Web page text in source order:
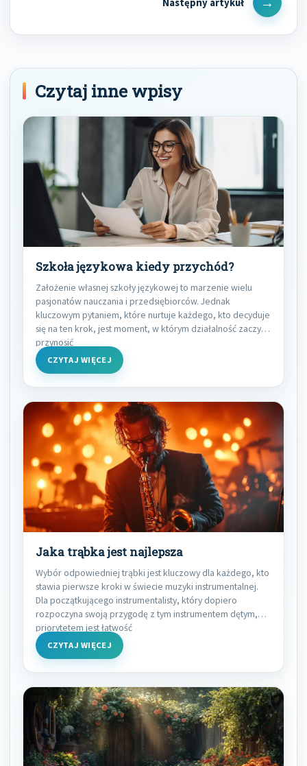
Next
Post
Czytaj inne wpisy
Szkoła językowa kiedy przychód?
Założenie własnej szkoły językowej to marzenie wielu
pasjonatów nauczania i przedsiębiorców. Jednak
kluczowym pytaniem, które nurtuje każdego, kto decyduje
się na ten krok, jest moment, w którym działalność zaczyna
przynosić
CZYTAJ WIĘCEJ
Jaka trąbka jest najlepsza
Wybór odpowiedniej trąbki jest kluczowy dla każdego, kto
stawia pierwsze kroki w świecie muzyki instrumentalnej.
Dla początkującego instrumentalisty, który dopiero
rozpoczyna swoją przygodę z tym instrumentem dętym,
priorytetem jest łatwość
CZYTAJ WIĘCEJ